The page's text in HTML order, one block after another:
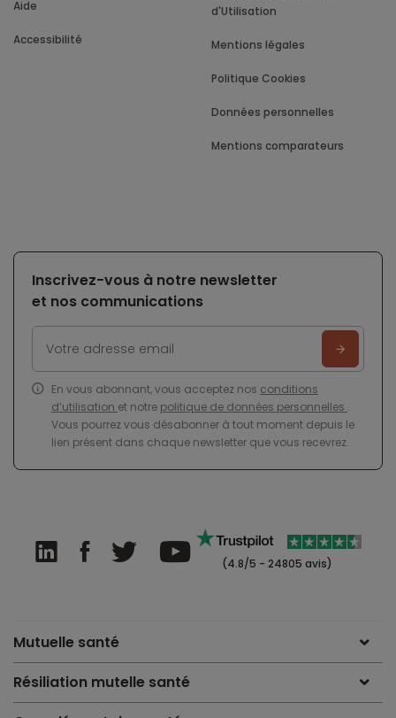
Aide
Accessibilité
d'Utilisation
Mentions légales
Politique Cookies
Données personnelles
Mentions comparateurs
Inscrivez-vous à notre newsletter
et nos communications
En vous abonnant, vous acceptez nos conditions
d’utilisation et notre politique de données personnelles .
Vous pourrez vous désabonner à tout moment depuis le
lien présent dans chaque newsletter que vous recevrez.
(4.8/5 - 24805 avis)
Mutuelle santé
Résiliation mutelle santé